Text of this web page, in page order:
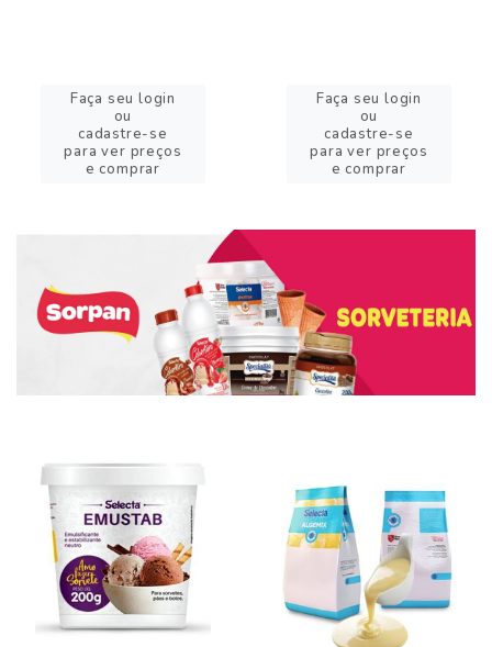
Faça seu login
ou
cadastre-se
para ver preços
e comprar
Faça seu login
ou
cadastre-se
para ver preços
e comprar